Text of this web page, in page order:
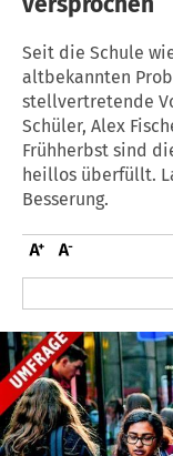
Seit die Schule
altbekannten
stellvertretende
Schüler, Alex
Frühherbst sind
heillos überfüllt.
Besserung.